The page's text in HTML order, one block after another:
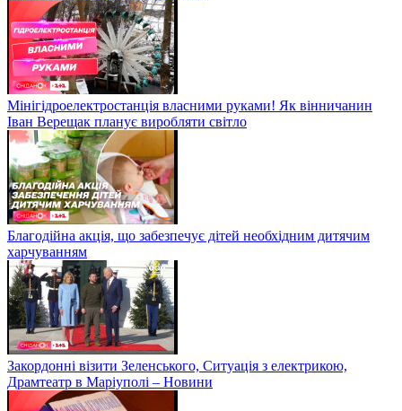
Мінігідроелектростанція власними руками! Як вінничанин
Іван Верещак планує виробляти світло
Благодійна акція, що забезпечує дітей необхідним дитячим
харчуванням
Закордонні візити Зеленського, Ситуація з електрикою,
Драмтеатр в Маріуполі – Новини